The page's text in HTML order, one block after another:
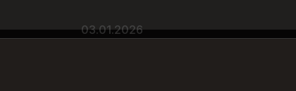
03.01.2026